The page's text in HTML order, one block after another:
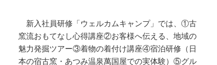
新入社員研修「ウェルカムキャンプ」では、①古
窯流おもてなし心得講座②お客様へ伝える、地域の
魅力発掘ツアー③着物の着付け講座④宿泊研修（日
本の宿古窯・あつみ温泉萬国屋での実体験）⑤グル